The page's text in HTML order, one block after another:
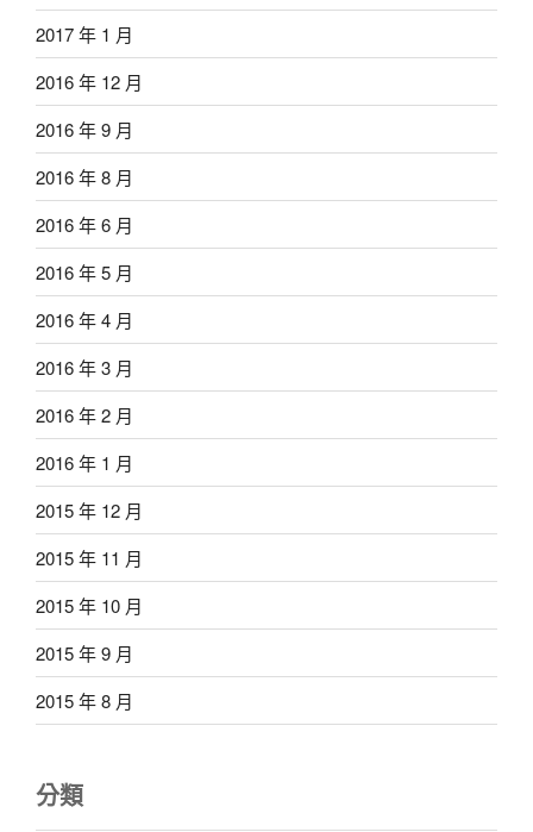
2017 年 1 月
2016 年 12 月
2016 年 9 月
2016 年 8 月
2016 年 6 月
2016 年 5 月
2016 年 4 月
2016 年 3 月
2016 年 2 月
2016 年 1 月
2015 年 12 月
2015 年 11 月
2015 年 10 月
2015 年 9 月
2015 年 8 月
分類